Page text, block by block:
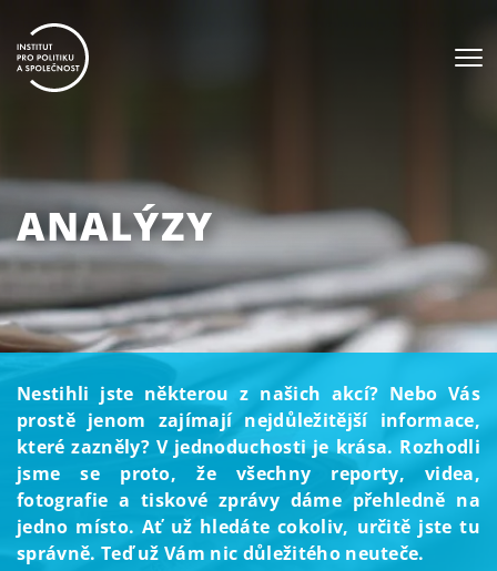
ANALÝZY
Nestihli jste některou z našich akcí? Nebo Vás
prostě jenom zajímají nejdůležitější informace,
které zazněly? V jednoduchosti je krása. Rozhodli
jsme se proto, že všechny reporty, videa,
fotografie a tiskové zprávy dáme přehledně na
jedno místo. Ať už hledáte cokoliv, určitě jste tu
správně. Teď už Vám nic důležitého neuteče.